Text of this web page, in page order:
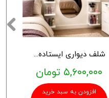
شلف دیواری ایستاده پینترستی TK204
۵,۶۰۰,۰۰۰ تومان
افزودن به سبد خرید